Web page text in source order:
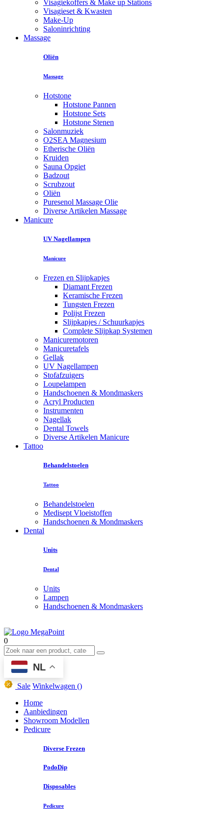
Visagiekoffers & Make up Stations
Visagieset & Kwasten
Make-Up
Saloninrichting
Massage
Oliën
Massage
Hotstone
Hotstone Pannen
Hotstone Sets
Hotstone Stenen
Salonmuziek
O2SEA Magnesium
Etherische Oliën
Kruiden
Sauna Opgiet
Badzout
Scrubzout
Oliën
Puresenol Massage Olie
Diverse Artikelen Massage
Manicure
UV Nagellampen
Manicure
Frezen en Slijpkapjes
Diamant Frezen
Keramische Frezen
Tungsten Frezen
Polijst Frezen
Slijpkapjes / Schuurkapjes
Complete Slijpkap Systemen
Manicuremotoren
Manicuretafels
Gellak
UV Nagellampen
Stofafzuigers
Loupelampen
Handschoenen & Mondmaskers
Acryl Producten
Instrumenten
Nagellak
Dental Towels
Diverse Artikelen Manicure
Tattoo
Behandelstoelen
Tattoo
Behandelstoelen
Medisept Vloeistoffen
Handschoenen & Mondmaskers
Dental
Units
Dental
Units
Lampen
Handschoenen & Mondmaskers
0
NL
Sale Winkelwagen ()
Home
Aanbiedingen
Showroom Modellen
Pedicure
Diverse Frezen
PodoDip
Disposables
Pedicure